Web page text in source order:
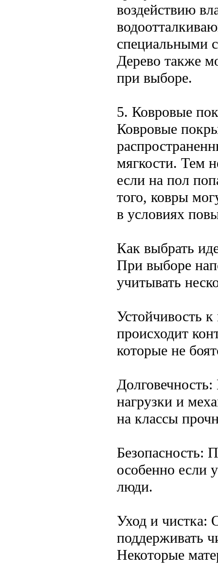
воздействию
специальными
Дерево также
при выборе.
5. Ковровые
Ковровые
мягкости. Тем
если на пол
того, ковры
в условиях
Как выбрать
При выборе
учитывать
Устойчивость
происходит
которые не
нагрузки и
на классы
Безопасность:
особенно если
люди.
Уход и чистка:
поддерживать
Некоторые